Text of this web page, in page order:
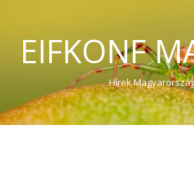
EIFKONF
Hírek